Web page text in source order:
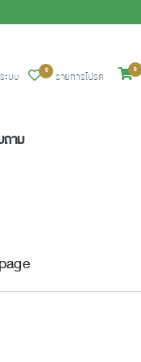
ะบบ รายการโปรด
0 0
าม